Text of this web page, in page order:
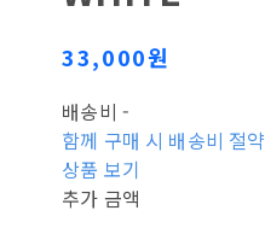
33,000원
배송비 -
함께 구매 시 배송비 절약
상품 보기
추가 금액